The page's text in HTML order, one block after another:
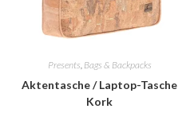
Presents Bags & Backpacks
Aktentasche / Laptop-Tasche
Kork